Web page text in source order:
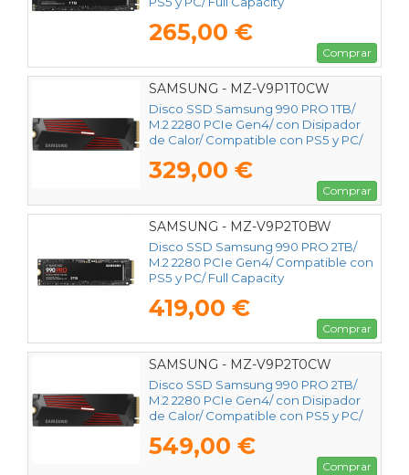
265,00 €
Comprar
SAMSUNG - MZ-V9P1T0CW
Disco SSD Samsung 990 PRO 1TB/
M.2 2280 PCIe Gen4/ con Disipador
de Calor/ Compatible con PS5 y PC/
329,00 €
Comprar
SAMSUNG - MZ-V9P2T0BW
Disco SSD Samsung 990 PRO 2TB/
M.2 2280 PCIe Gen4/ Compatible con
PS5 y PC/ Full Capacity
419,00 €
Comprar
SAMSUNG - MZ-V9P2T0CW
Disco SSD Samsung 990 PRO 2TB/
M.2 2280 PCIe Gen4/ con Disipador
de Calor/ Compatible con PS5 y PC/
549,00 €
Comprar